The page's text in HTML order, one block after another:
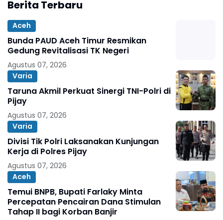
Berita Terbaru
Aceh
Bunda PAUD Aceh Timur Resmikan
Gedung Revitalisasi TK Negeri
Agustus 07, 2026
Varia
Taruna Akmil Perkuat Sinergi TNI-Polri di
Pijay
Agustus 07, 2026
Varia
Divisi Tik Polri Laksanakan Kunjungan
Kerja di Polres Pijay
Agustus 07, 2026
Aceh
Temui BNPB, Bupati Farlaky Minta
Percepatan Pencairan Dana Stimulan
Tahap II bagi Korban Banjir